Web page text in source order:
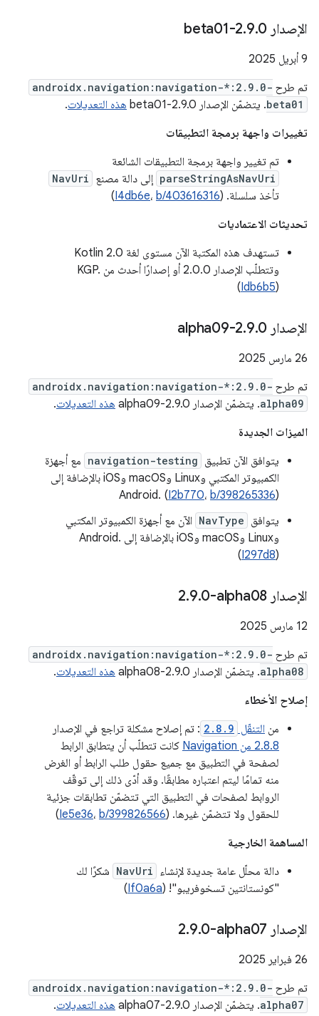
الإصدار 2 .9.0-beta01
‫9 أبريل 2025
تم طرح androidx.navigation:navigation-*:2.9.0-
beta01. يتضمّن الإصدار 2.9.0-beta01 هذه التعديلات.
تغييرات واجهة برمجة التطبيقات
تم تغيير واجهة برمجة التطبيقات الشائعة
parseStringAsNavUri إلى دالة مصنع NavUri
تأخذ سلسلة. ( I4db6e، b/403616316
)
تحديثات الاعتماديات
تستهدف هذه المكتبة الآن مستوى لغة Kotlin 2.0
وتتطلّب الإصدار 2.0.0 أو إصدارًا أحدث من KGP.
(Idb6b5)
الإصدار 2 .9.0-alpha09
‫26 مارس 2025
تم طرح androidx.navigation:navigation-*:2.9.0-
alpha09. يتضمّن الإصدار 2.9.0-alpha09 هذه التعديلات.
الميزات الجديدة
يتوافق الآن تطبيق navigation-testing مع أجهزة
الكمبيوتر المكتبي وLinux وmacOS وiOS بالإضافة إلى
Android. (I2b770، b/398265336)
يتوافق NavType الآن مع أجهزة الكمبيوتر المكتبي
وLinux وmacOS وiOS بالإضافة إلى Android.
(I297d8)
الإصدار ‎2 .9.0-alpha08
‫12 مارس 2025
تم طرح androidx.navigation:navigation-*:2.9.0-
alpha08. يتضمّن الإصدار 2.9.0-alpha08 هذه التعديلات.
إصلاح الأخطاء
من التنقّل 2.8.9 : تم إصلاح مشكلة تراجع في الإصدار
2.8.8 من Navigation
كانت تتطلّب أن يتطابق الرابط
لصفحة في التطبيق مع جميع حقول طلب الرابط أو الغرض
منه تمامًا ليتم اعتباره مطابقًا. وقد أدّى ذلك إلى توقّف
الروابط لصفحات في التطبيق التي تتضمّن تطابقات جزئية
للحقول ولا تتضمّن غيرها. (
Ie5e36، b/399826566
)
المساهمة الخارجية
دالة محلّل عامة جديدة لإنشاء NavUri شكرًا لك
"كونستانتين تسخوفريبو"! (If0a6a
)
الإصدار ‎2 .9.0-alpha07
‫26 فبراير 2025
تم طرح androidx.navigation:navigation-*:2.9.0-
alpha07. يتضمّن الإصدار 2.9.0-alpha07 هذه التعديلات.